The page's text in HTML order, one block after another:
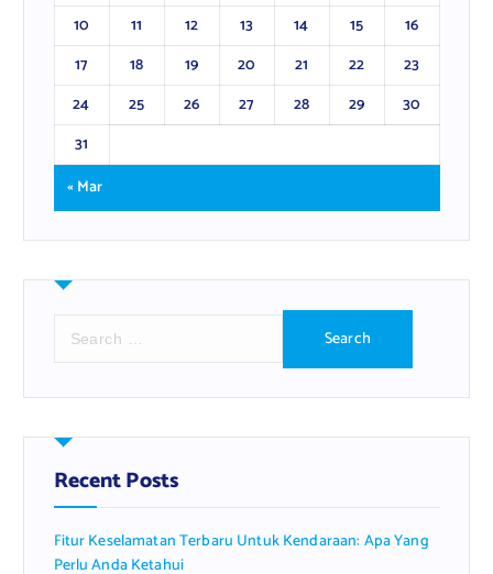
10
11 12 13 14 15
16
17
18 19 20 21 22
23
24
25 26 27 28 29
30
31
« Mar
r
h
f
o
:
Recent Posts
Fitur Keselamatan Terbaru Untuk Kendaraan: Apa Yang
Perlu Anda Ketahui